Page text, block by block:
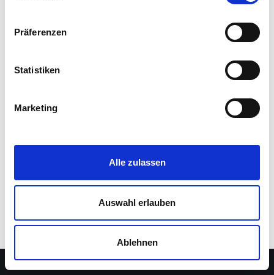
Präferenzen
Statistiken
Marketing
Alle zulassen
Auswahl erlauben
Ablehnen
Neve| Präsentiert vonWordPress